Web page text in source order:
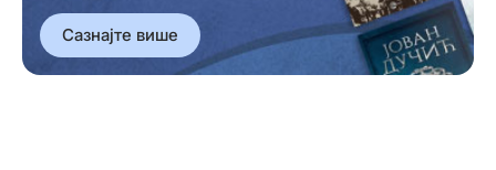
Сазнајте више